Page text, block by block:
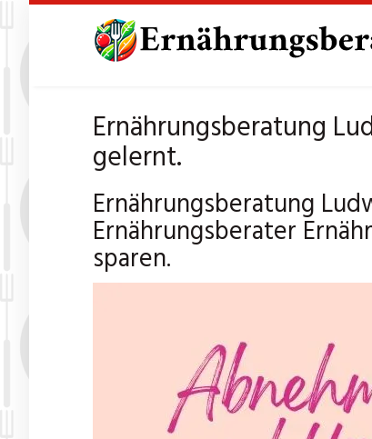
Ernährungsberatung
gelernt.
Ernährungsberatung
Ernährungsberater
sparen.